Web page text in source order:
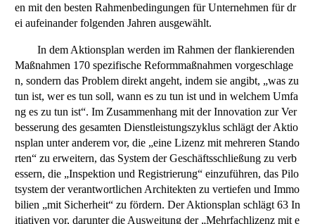
en mit den besten Rahmenbedingungen für Unternehmen für dr
ei aufeinander folgenden Jahren ausgewählt.
In dem Aktionsplan werden im Rahmen der flankierenden
Maßnahmen 170 spezifische Reformmaßnahmen vorgeschlage
n, sondern das Problem direkt angeht, indem sie angibt, „was zu
tun ist, wer es tun soll, wann es zu tun ist und in welchem Umfa
ng es zu tun ist“. Im Zusammenhang mit der Innovation zur Ver
besserung des gesamten Dienstleistungszyklus schlägt der Aktio
nsplan unter anderem vor, die „eine Lizenz mit mehreren Stando
rten“ zu erweitern, das System der Geschäftsschließung zu verb
essern, die „Inspektion und Registrierung“ einzuführen, das Pilo
tsystem der verantwortlichen Architekten zu vertiefen und Immo
bilien „mit Sicherheit“ zu fördern. Der Aktionsplan schlägt 63 In
itiativen vor, darunter die Ausweitung der „Mehrfachlizenz mit e